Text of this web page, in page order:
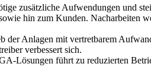
zusätzliche Aufwendungen und
hin zum Kunden. Nacharbeiten
Anlagen mit vertretbarem
verbessert sich.
Lösungen führt zu reduzierten